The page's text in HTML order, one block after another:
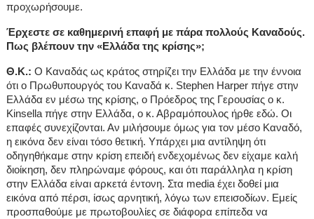
προχωρήσουμε.
Έρχεστε σε καθημερινή επαφή με πάρα πολλούς Καναδούς.
Πως βλέπουν την «Ελλάδα της κρίσης»;
Θ.Κ.: Ο Καναδάς ως κράτος στηρίζει την Ελλάδα με την έννοια
ότι ο Πρωθυπουργός του Καναδά κ. Stephen Harper πήγε στην
Ελλάδα εν μέσω της κρίσης, ο Πρόεδρος της Γερουσίας ο κ.
Kinsella πήγε στην Ελλάδα, ο κ. Αβραμόπουλος ήρθε εδώ. Οι
επαφές συνεχίζονται. Αν μιλήσουμε όμως για τον μέσο Καναδό,
η εικόνα δεν είναι τόσο θετική. Υπάρχει μια αντίληψη ότι
οδηγηθήκαμε στην κρίση επειδή ενδεχομένως δεν είχαμε καλή
διοίκηση, δεν πληρώναμε φόρους, και ότι παράλληλα η κρίση
στην Ελλάδα είναι αρκετά έντονη. Στα media έχει δοθεί μια
εικόνα από πέρσι, ίσως αρνητική, λόγω των επεισοδίων. Εμείς
προσπαθούμε με πρωτοβουλίες σε διάφορα επίπεδα να